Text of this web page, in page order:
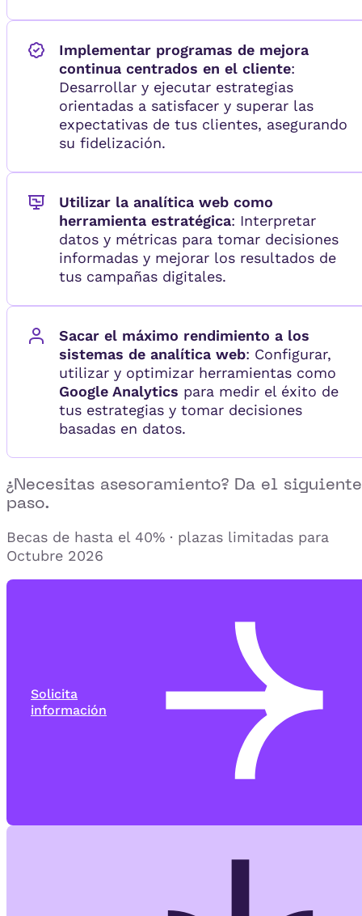
Implementar programas de mejora
continua centrados en el cliente:
Desarrollar y ejecutar estrategias
orientadas a satisfacer y superar las
expectativas de tus clientes, asegurando
su fidelización.
Utilizar la analítica web como
herramienta estratégica: Interpretar
datos y métricas para tomar decisiones
informadas y mejorar los resultados de
tus campañas digitales.
Sacar el máximo rendimiento a los
sistemas de analítica web: Configurar,
utilizar y optimizar herramientas como
Google Analytics para medir el éxito de
tus estrategias y tomar decisiones
basadas en datos.
¿Necesitas asesoramiento? Da el siguiente
paso.
Becas de hasta el 40% · plazas limitadas para
Octubre 2026
Solicita
información